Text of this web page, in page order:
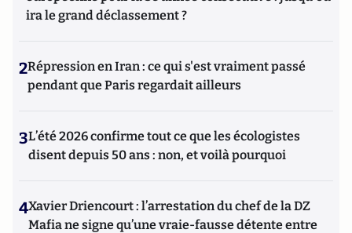
ira le grand déclassement ?
2Répression en Iran : ce qui s'est vraiment passé
pendant que Paris regardait ailleurs
3L’été 2026 confirme tout ce que les écologistes
disent depuis 50 ans : non, et voilà pourquoi
4Xavier Driencourt : l’arrestation du chef de la DZ
Mafia ne signe qu’une vraie-fausse détente entre